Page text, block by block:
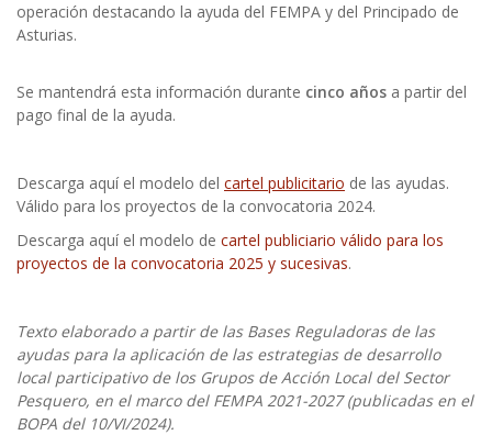
operación destacando la ayuda del FEMPA y del Principado de
Asturias.
Se mantendrá esta información durante cinco años a partir del
pago final de la ayuda.
Descarga aquí el modelo del cartel publicitario de las ayudas.
Válido para los proyectos de la convocatoria 2024.
Descarga aquí el modelo de cartel publiciario válido para los
proyectos de la convocatoria 2025 y sucesivas.
Texto elaborado a partir de las Bases Reguladoras de las
ayudas para la aplicación de las estrategias de desarrollo
local participativo de los Grupos de Acción Local del Sector
Pesquero, en el marco del FEMPA 2021-2027 (publicadas en el
BOPA del 10/VI/2024).